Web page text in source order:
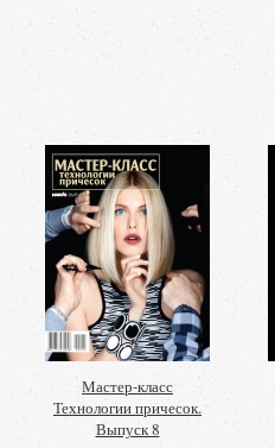
Мастер-класс
Технологии причесок.
Выпуск 8